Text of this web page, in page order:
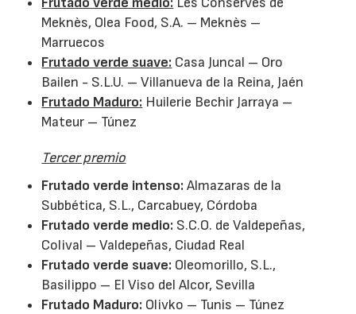
Meknès, Olea Food, S.A. – Meknès –
Marruecos
Frutado verde suave: Casa Juncal – Oro
Bailen - S.L.U. – Villanueva de la Reina, Jaén
Frutado Maduro: Huilerie Bechir Jarraya –
Mateur – Túnez
Tercer premio
Frutado verde intenso: Almazaras de la
Subbética, S.L., Carcabuey, Córdoba
Frutado verde medio: S.C.O. de Valdepeñas,
Colival – Valdepeñas, Ciudad Real
Frutado verde suave: Oleomorillo, S.L.,
Basilippo – El Viso del Alcor, Sevilla
Frutado Maduro: Olivko – Tunis – Túnez